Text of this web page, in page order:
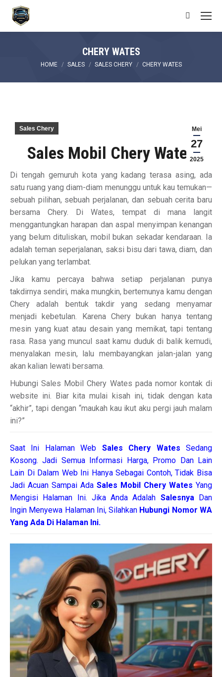
Search:
CHERY WATES
You are here:
HOME SALES SALES CHERY CHERY WATES
Mei
27
2025
Sales Chery
Sales Mobil Chery Wates
Di tengah gemuruh kota yang kadang terasa asing, ada
satu ruang yang diam-diam menunggu untuk kau temukan—
sebuah pilihan, sebuah perjalanan, dan sebuah cerita baru
bersama Chery. Di Wates, tempat di mana langit
menggantungkan harapan dan aspal menyimpan kenangan
yang belum dituliskan, mobil bukan sekadar kendaraan. Ia
adalah teman seperjalanan, saksi bisu dari tawa, diam, dan
pelukan yang terlambat.
Jika kamu percaya bahwa setiap perjalanan punya
takdirnya sendiri, maka mungkin, bertemunya kamu dengan
Chery adalah bentuk takdir yang sedang menyamar
menjadi kebetulan. Karena Chery bukan hanya tentang
mesin yang kuat atau desain yang memikat, tapi tentang
rasa. Rasa yang muncul saat kamu duduk di balik kemudi,
menyalakan mesin, lalu membayangkan jalan-jalan yang
akan kalian lewati bersama.
Hubungi Sales Mobil Chery Wates pada nomor kontak di
website ini. Biar kita mulai kisah ini, tidak dengan kata
“akhir”, tapi dengan “maukah kau ikut aku pergi jauh malam
ini?”
Saat Ini Halaman Web Sales Chery WatesSedang
Kosong. Jadi Semua Informasi Harga, Promo Dan Lain
Lain Di Dalam Web Ini Hanya Sebagai Contoh, Tidak Bisa
Jadi Acuan Sampai Ada Sales Mobil Chery Wates Yang
Mengisi Halaman Ini. Jika Anda Adalah SalesnyaDan
Ingin Menyewa Halaman Ini, Silahkan Hubungi Nomor WA
Yang Ada Di Halaman Ini.